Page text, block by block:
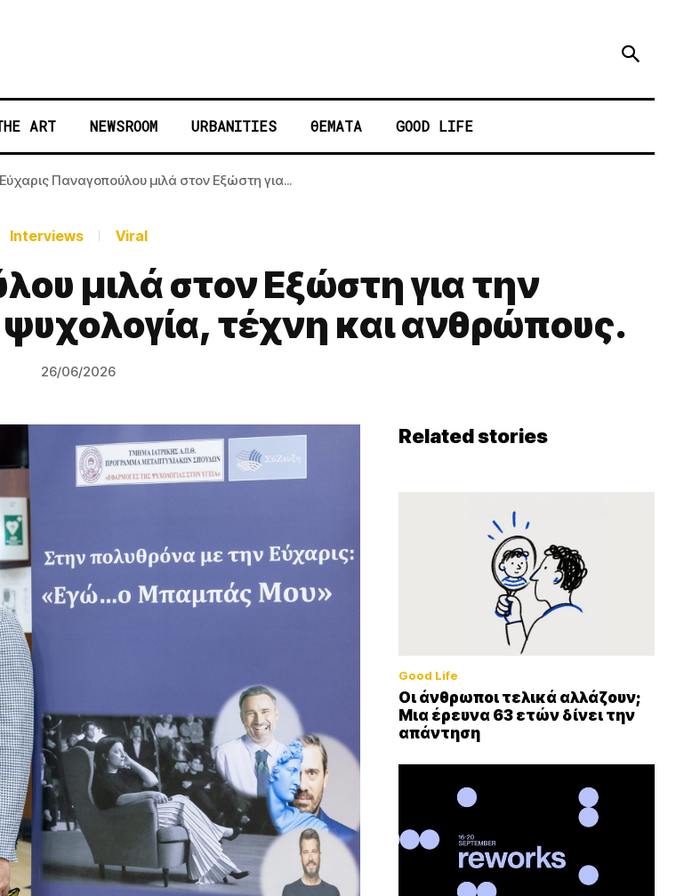
ART NEWSROOM URBANITIES ΘΕΜΑΤΑ GOOD LIFE
Παναγοπούλου μιλά στον Εξώστη για...
Interviews Viral
μιλά στον Εξώστη για την
τέχνη και ανθρώπους.
26/06/2026
Related stories
Good Life
Οι άνθρωποι τελικά αλλάζουν;
Μια έρευνα 63 ετών δίνει την
απάντηση